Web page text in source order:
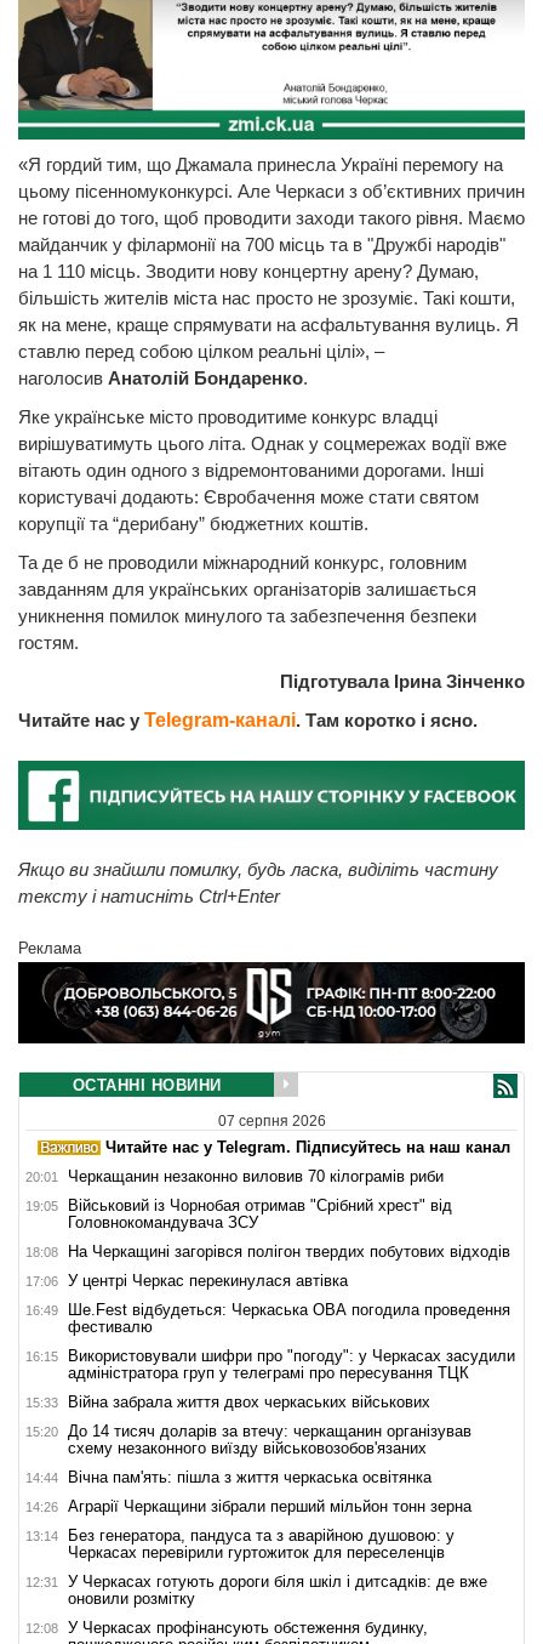
«Я гордий тим, що Джамала принесла Україні перемогу на
цьому пісенномуконкурсі. Але Черкаси з об’єктивних причин
не готові до того, щоб проводити заходи такого рівня. Маємо
майданчик у філармонії на 700 місць та в "Дружбі народів"
на 1 110 місць. Зводити нову концертну арену? Думаю,
більшість жителів міста нас просто не зрозуміє. Такі кошти,
як на мене, краще спрямувати на асфальтування вулиць. Я
ставлю перед собою цілком реальні цілі», –
наголосив Анатолій Бондаренко.
Яке українське місто проводитиме конкурс владці
вирішуватимуть цього літа. Однак у соцмережах водії вже
вітають один одного з відремонтованими дорогами. Інші
користувачі додають: Євробачення може стати святом
корупції та “дерибану” бюджетних коштів.
Та де б не проводили міжнародний конкурс, головним
завданням для українських організаторів залишається
уникнення помилок минулого та забезпечення безпеки
гостям.
Підготувала Ірина Зінченко
Читайте нас у Telegram-каналі. Там коротко і ясно.
Якщо ви знайшли помилку, будь ласка, виділіть частину
тексту і натисніть Ctrl+Enter
Реклама
ОСТАННІ НОВИНИ
07 серпня 2026
Читайте нас у Telegram. Підписуйтесь на наш канал
20:01 Черкащанин незаконно виловив 70 кілограмів риби
19:05
Військовий із Чорнобая отримав "Срібний хрест" від
Головнокомандувача ЗСУ
18:08 На Черкащині загорівся полігон твердих побутових відходів
17:06 У центрі Черкас перекинулася автівка
16:49
Ше.Fest відбудеться: Черкаська ОВА погодила проведення
фестивалю
16:15
Використовували шифри про "погоду": у Черкасах засудили
адміністратора груп у телеграмі про пересування ТЦК
15:33 Війна забрала життя двох черкаських військових
15:20
До 14 тисяч доларів за втечу: черкащанин організував
схему незаконного виїзду військовозобов'язаних
14:44 Вічна пам'ять: пішла з життя черкаська освітянка
14:26 Аграрії Черкащини зібрали перший мільйон тонн зерна
13:14
Без генератора, пандуса та з аварійною душовою: у
Черкасах перевірили гуртожиток для переселенців
12:31
У Черкасах готують дороги біля шкіл і дитсадків: де вже
оновили розмітку
12:08
У Черкасах профінансують обстеження будинку,